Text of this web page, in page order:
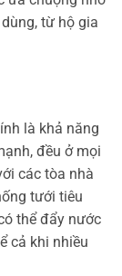
từ hộ gia
là khả năng
đều ở mọi
các tòa nhà
tưới tiêu
thể đẩy nước
cả khi nhiều